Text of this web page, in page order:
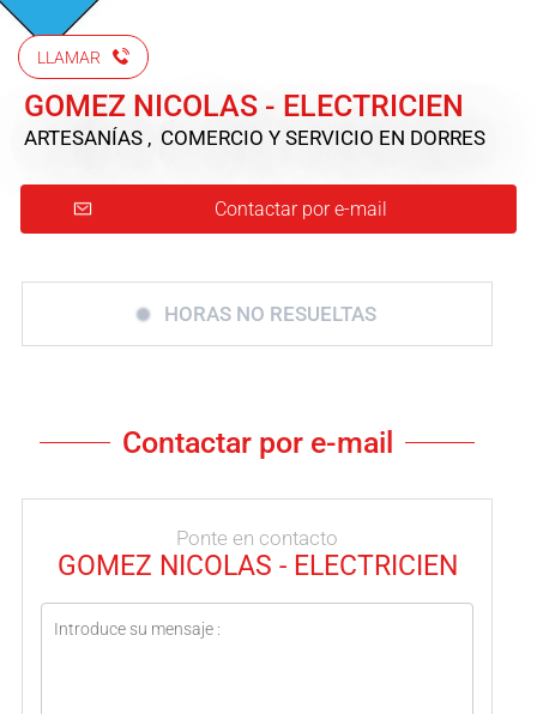
LLAMAR
GOMEZ NICOLAS - ELECTRICIEN
ARTESANÍAS , COMERCIO Y SERVICIO EN DORRES
Contactar por e-mail
HORAS NO RESUELTAS
Contactar por e-mail
Ponte en contacto
GOMEZ NICOLAS - ELECTRICIEN